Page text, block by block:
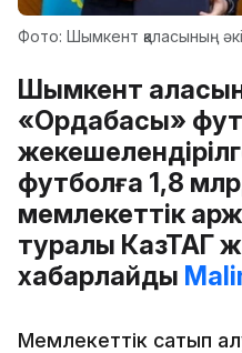
Фото: Шымкент қаласының
Шымкент
«Ордабасы»
футболға 1,8
мемлекеттік
туралы КазТАГ
хабарлайды
Мемлекеттік сатып